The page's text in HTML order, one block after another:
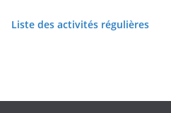
Liste des activités régulières